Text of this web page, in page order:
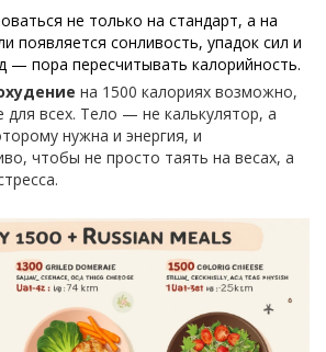
не только на стандарт, а на
появляется сонливость, упадок сил и
— пора пересчитывать калорийность.
на 1500 калориях возможно,
для всех. Тело — не калькулятор, а
нужна и энергия, и
чтобы не просто таять на весах, а